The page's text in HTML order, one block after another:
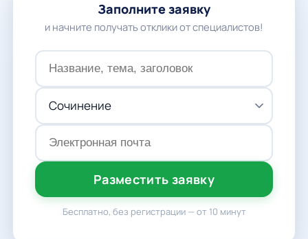
Заполните заявку
и начните получать отклики от специалистов!
Разместить заявку
Бесплатно, без регистрации — от 10 минут